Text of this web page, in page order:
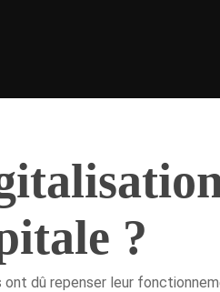
?
dû repenser leur